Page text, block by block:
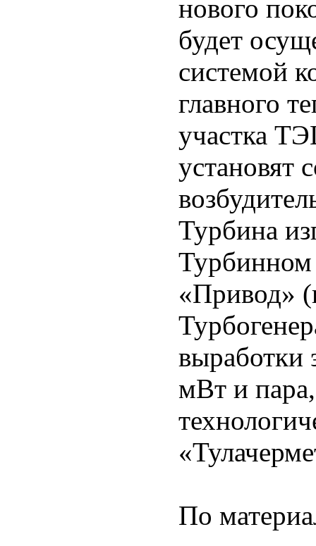
нового
будет
системой
главного
участка
установят
Турбина
Турбинном
«Привод»
выработки
мВт и
По